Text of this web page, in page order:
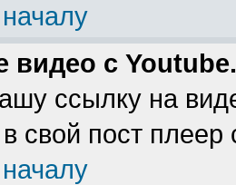
видео с
ссылку на
свой пост плеер